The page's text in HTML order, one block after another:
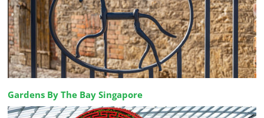
Gardens By The Bay Singapore